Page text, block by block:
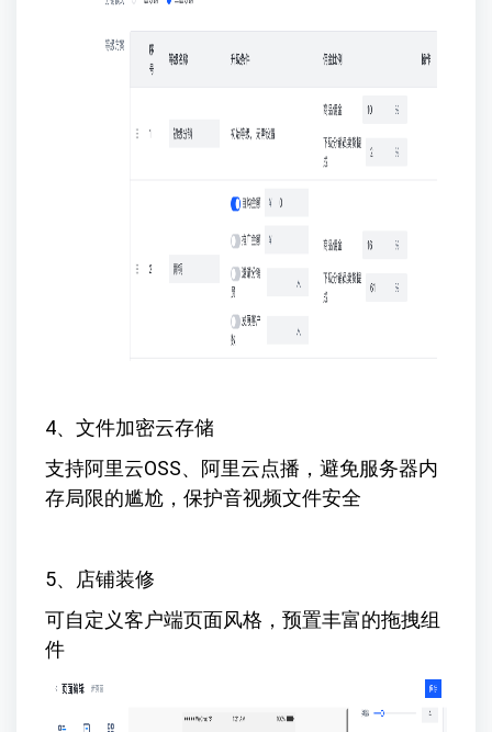
4、文件加密云存储
支持阿里云OSS、阿里云点播，避免服务器内
存局限的尴尬，保护音视频文件安全
5、店铺装修
可自定义客户端页面风格，预置丰富的拖拽组
件